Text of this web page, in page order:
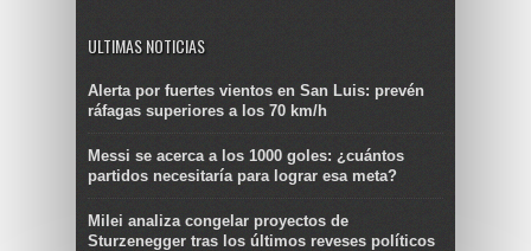
ULTIMAS NOTICIAS
Alerta por fuertes vientos en San Luis: prevén
ráfagas superiores a los 70 km/h
Messi se acerca a los 1000 goles: ¿cuántos
partidos necesitaría para lograr esa meta?
Milei analiza congelar proyectos de
Sturzenegger tras los últimos reveses políticos